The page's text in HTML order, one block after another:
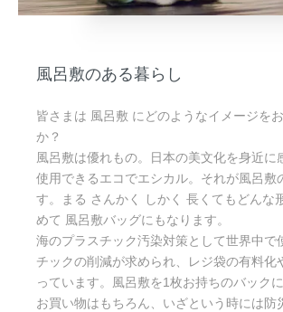
風呂敷のある暮らし
皆さまは 風呂敷 にどのようなイメージを
か？
風呂敷は優れもの。日本の美文化を身近に
使用できるエコでエシカル。それが風呂敷
す。まる さんかく しかく 長くてもどんな
めて 風呂敷バッグにもなります。
海のプラスチック汚染対策として世界中で
チックの削減が求められ、レジ袋の有料化
っています。風呂敷を1枚お持ちのバック
お買い物はもちろん、いざという時には防